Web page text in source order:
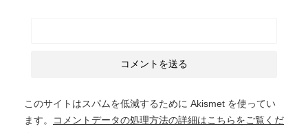
このサイトはスパムを低減するために Akismet を使ってい
ます。
コメントデータの処理方法の詳細はこちらをご覧くだ